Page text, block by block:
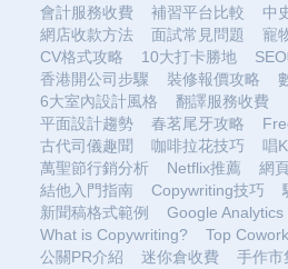
會計服務收費
補習平台比較
中
網店收款方法
面試常見問題
寵
CV格式攻略
10大打卡勝地
香港開公司步驟
裝修報價攻略
6大室內設計風格
翻譯服務收費
平面設計趨勢
春茗尾牙攻略
古代司儀趣聞
咖啡拉花技巧
唱
萬聖節行銷分析
Netflix推薦
網
結他入門指南
Copywriting技巧
新聞稿格式範例
Google Analytics
What is Copywriting?
Top
公關PR介紹
迷你倉收費
手作市